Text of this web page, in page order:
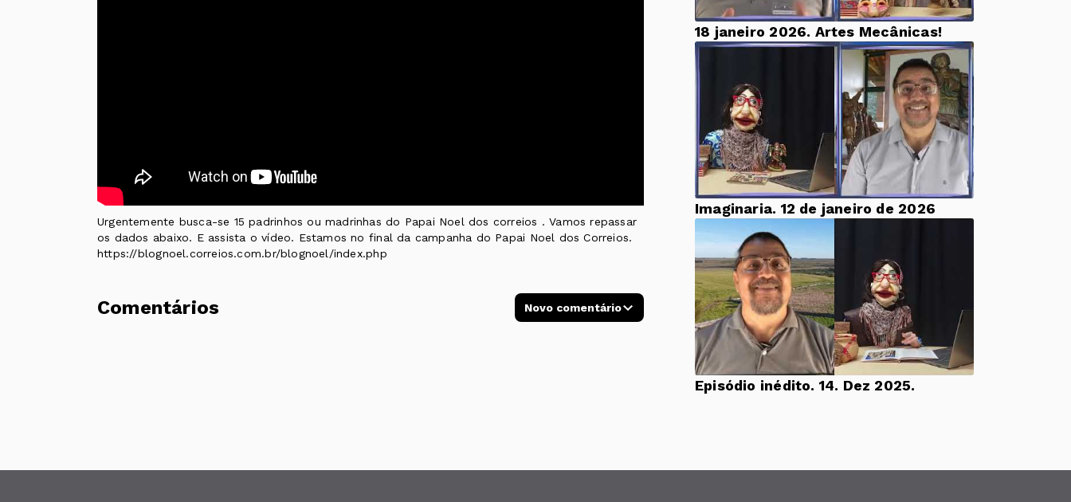
18 janeiro 2026. Artes Mecânicas!
Imaginaria. 12 de janeiro de 2026
Episódio inédito. 14. Dez 2025.
Urgentemente busca-se 15 padrinhos ou madrinhas do Papai Noel dos correios . Vamos repassar
os dados abaixo. E assista o vídeo. Estamos no final da campanha do Papai Noel dos Correios.
https://blognoel.correios.com.br/blognoel/index.php
Comentários Novo comentário